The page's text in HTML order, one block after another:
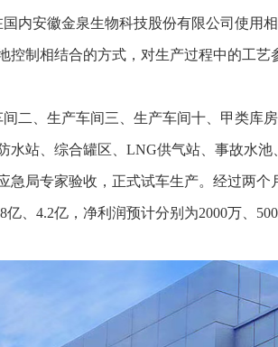
安徽金泉生物科技股份有限公司使用
控制相结合的方式，对生产过程中的工
、生产车间三、生产车间十、甲类库
水站、综合罐区、LNG供气站、事故水池
局专家验收，正式试车生产。经过两个
、4.2亿，净利润预计分别为2000万、